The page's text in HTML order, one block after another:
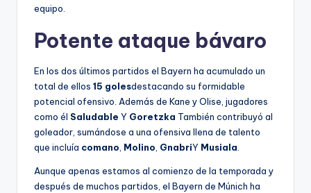
equipo.
Potente ataque bávaro
En los dos últimos partidos el Bayern ha acumulado un
total de ellos 15 golesdestacando su formidable
potencial ofensivo. Además de Kane y Olise, jugadores
como él Saludable Y Goretzka También contribuyó al
goleador, sumándose a una ofensiva llena de talento
que incluía comano Molino GnabriY Musiala
Aunque apenas estamos al comienzo de la temporada y
después de muchos partidos, el Bayern de Múnich ha